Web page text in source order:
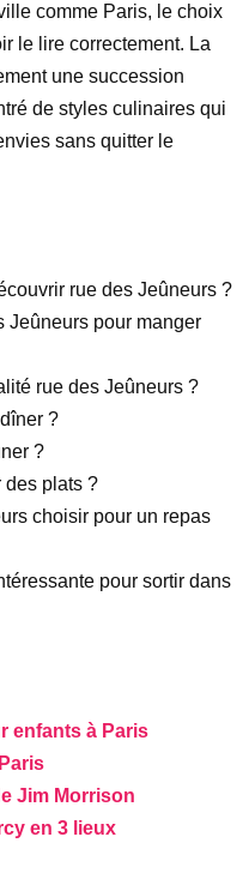
comme Paris, le choix
le lire correctement. La
une succession
de styles culinaires qui
sans quitter le
rue des Jeûneurs ?
Jeûneurs pour manger
rue des Jeûneurs ?
?
?
des plats ?
choisir pour un repas
pour sortir dans
enfants à Paris
Jim Morrison
en 3 lieux